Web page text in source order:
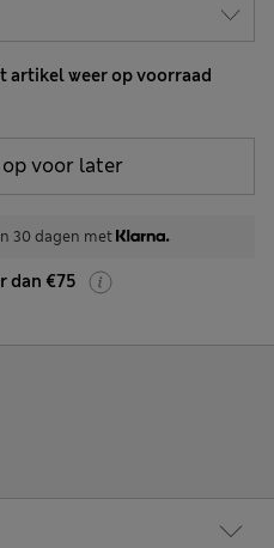
artikel weer op voorraad
voor later
30 dagen met
dan €75